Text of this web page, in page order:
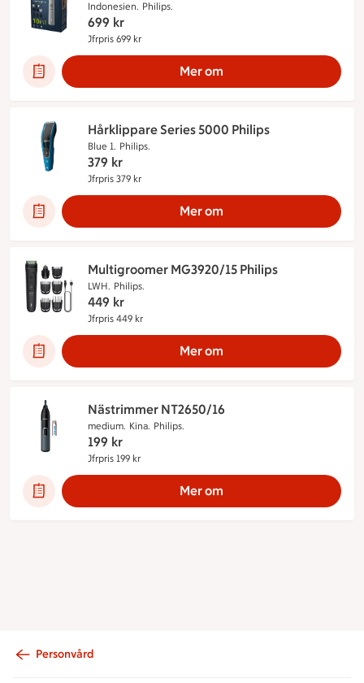
Indonesien. Philips.
699 kr
Jfrpris 699 kr
Mer om
Hårklippare Series 5000 Philips
Blue 1. Philips.
379 kr
Jfrpris 379 kr
Mer om
Multigroomer MG3920/15 Philips
LWH. Philips.
449 kr
Jfrpris 449 kr
Mer om
Nästrimmer NT2650/16
medium. Kina. Philips.
199 kr
Jfrpris 199 kr
Mer om
Personvård